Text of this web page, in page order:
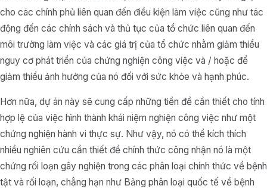
cho các chính phủ liên quan đến điều kiện làm việc cũng như tác
động đến các chính sách và thủ tục của tổ chức liên quan đến
môi trường làm việc và các giá trị của tổ chức nhằm giảm thiểu
nguy cơ phát triển của chứng nghiện công việc và / hoặc để
giảm thiểu ảnh hưởng của nó đối với sức khỏe và hạnh phúc.
Hơn nữa, dự án này sẽ cung cấp những tiền đề cần thiết cho tính
hợp lệ của việc hình thành khái niệm nghiện công việc như một
chứng nghiện hành vi thực sự. Như vậy, nó có thể kích thích
nhiều nghiên cứu cần thiết để chính thức công nhận nó là một
chứng rối loạn gây nghiện trong các phân loại chính thức về bệnh
tật và rối loạn, chẳng hạn như Bảng phân loại quốc tế về bệnh